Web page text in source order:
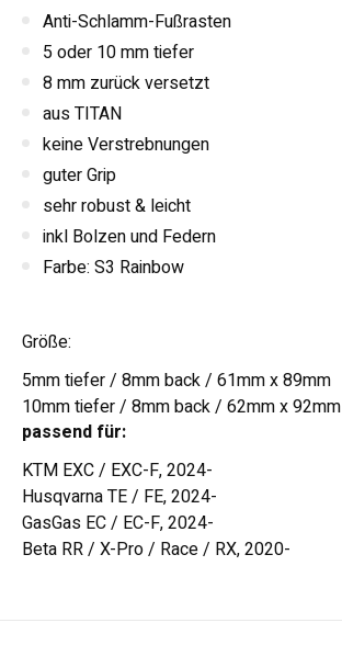
Anti-Schlamm-Fußrasten
5 oder 10 mm tiefer
8 mm zurück versetzt
aus TITAN
keine Verstrebnungen
guter Grip
sehr robust & leicht
inkl Bolzen und Federn
Farbe: S3 Rainbow
Größe:
5mm tiefer / 8mm back / 61mm x 89mm
10mm tiefer / 8mm back / 62mm x 92mm
passend für:
KTM EXC / EXC-F, 2024-
Husqvarna TE / FE, 2024-
GasGas EC / EC-F, 2024-
Beta RR / X-Pro / Race / RX, 2020-